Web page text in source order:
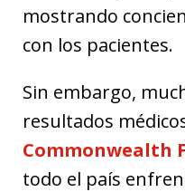
mostrando
con los pacientes.
Sin embargo,
resultados
Commonwealth
todo el país